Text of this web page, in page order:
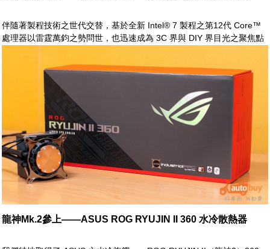
伴隨著製程技術之世代交替，基於全新 Intel® 7 製程之第12代 Core™
處理器以雷霆萬鈞之勢問世，也迅速成為 3C 界與 DIY 界目光之聚焦點
龍神Mk.2參上——ASUS ROG RYUJIN II 360 水冷散熱器